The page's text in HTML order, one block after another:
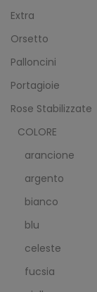
Extra
Orsetto
Palloncini
Portagioie
Rose Stabilizzate
COLORE
arancione
argento
bianco
blu
celeste
fucsia